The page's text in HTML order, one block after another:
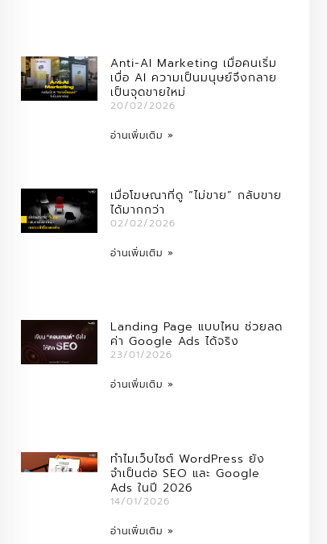
Anti-AI Marketing เมื่อคนเริ่ม
เบื่อ AI ความเป็นมนุษย์จึงกลาย
เป็นจุดขายใหม่
20/02/2026
อ่านเพิ่มเติม »
เมื่อโฆษณาที่ดู “ไม่ขาย” กลับขาย
ได้มากกว่า
02/02/2026
อ่านเพิ่มเติม »
Landing Page แบบไหน ช่วยลด
ค่า Google Ads ได้จริง
23/01/2026
อ่านเพิ่มเติม »
ทำไมเว็บไซต์ WordPress ยัง
จำเป็นต่อ SEO และ Google
Ads ในปี 2026
14/01/2026
อ่านเพิ่มเติม »